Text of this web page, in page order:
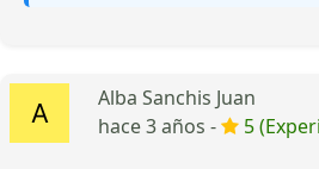
Alba Sanchis Juan
hace 3 años -
5